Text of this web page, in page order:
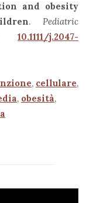
and obesity
. Pediatric
10.1111/j.2047-
, cellulare,
, obesità,